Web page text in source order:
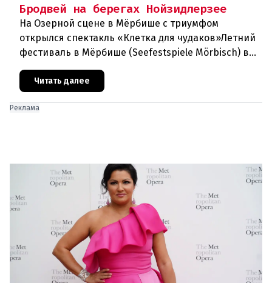
Бродвей на берегах Нойзидлерзее
На Озерной сцене в Мёрбише с триумфом
открылся спектакль «Клетка для чудаков»Летний
фестиваль в Мёрбише (Seefestspiele Mörbisch) в
очередной раз подтвердил свой
статусэкспериментальной и прогрессивной
Читать далее
Реклама